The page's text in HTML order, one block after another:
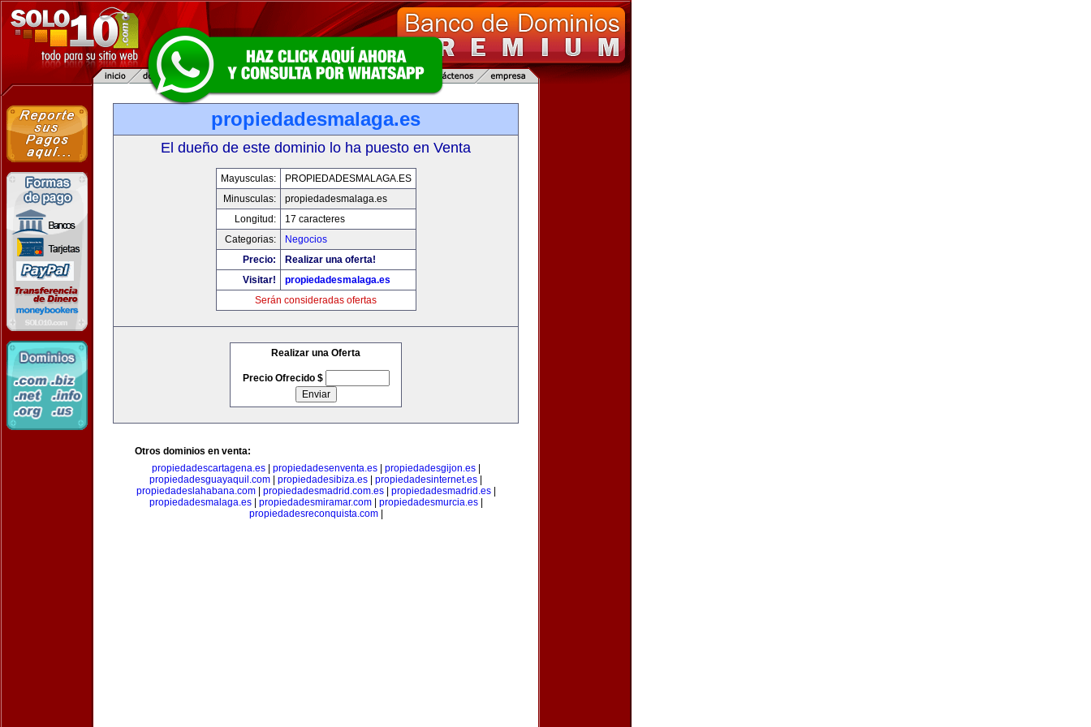
propiedadesmalaga.es
El dueño de este dominio lo ha puesto en Venta
Mayusculas:
PROPIEDADESMALAGA.ES
Minusculas:
propiedadesmalaga.es
Longitud:
17 caracteres
Categorias:
Negocios
Precio:
Realizar una oferta!
Visitar!
propiedadesmalaga.es
Serán consideradas ofertas
Realizar una Oferta
Precio Ofrecido $
Otros dominios en venta:
propiedadescartagena.es| propiedadesenventa.es| propiedadesgijon.es|
propiedadesguayaquil.com
propiedadesibiza.es propiedadesinternet.es
propiedadeslahabana.com| propiedadesmadrid.com.es| propiedadesmadrid.es|
propiedadesmalaga.es| propiedadesmiramar.com| propiedadesmurcia.es|
propiedadesreconquista.com|